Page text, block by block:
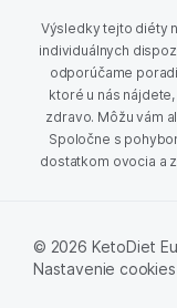
Výsledky tejto diéty
individuálnych
odporúčame
ktoré u nás
zdravo. Môžu vám
Spoločne s
dostatkom ovocia a
© 2026 KetoDiet
Nastavenie cookies